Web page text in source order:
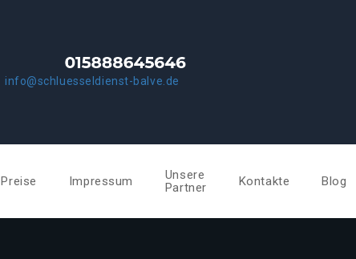
info@schluesseldienst-balve.de
Preise Impressum
Unsere
Partner
Kontakte Blog